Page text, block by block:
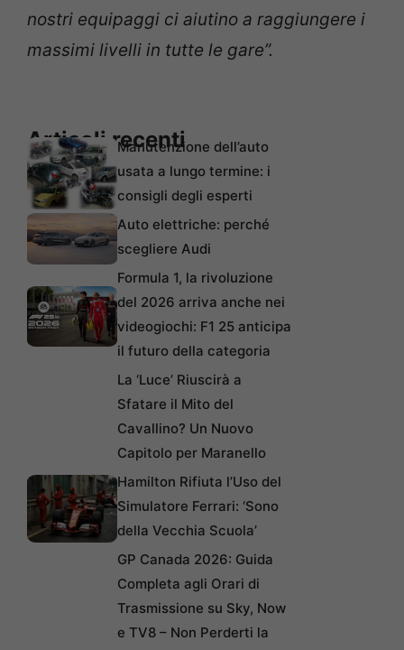
nostri equipaggi ci aiutino a raggiungere i
massimi livelli in tutte le gare”.
Articoli recentiManutenzione dell’auto
usata a lungo termine: i
consigli degli esperti
Auto elettriche: perché
scegliere Audi
Formula 1, la rivoluzione
del 2026 arriva anche nei
videogiochi: F1 25 anticipa
il futuro della categoria
La ‘Luce’ Riuscirà a
Sfatare il Mito del
Cavallino? Un Nuovo
Capitolo per Maranello
Hamilton Rifiuta l’Uso del
Simulatore Ferrari: ‘Sono
della Vecchia Scuola’
GP Canada 2026: Guida
Completa agli Orari di
Trasmissione su Sky, Now
e TV8 – Non Perderti la